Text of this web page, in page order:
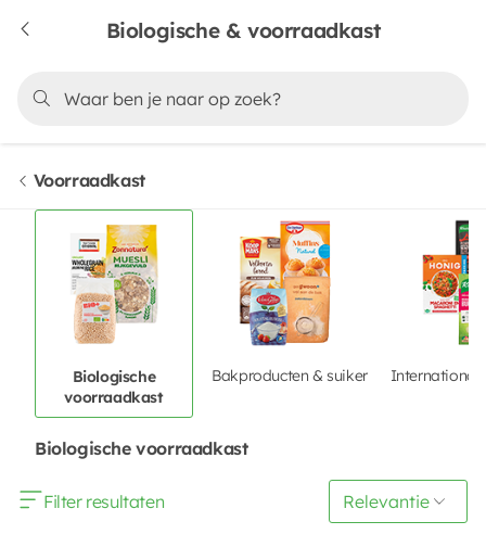
Biologische & voorraadkast
Voorraadkast
Biologische
voorraadkast
Bakproducten & suiker
Biologische voorraadkast
Filter resultaten